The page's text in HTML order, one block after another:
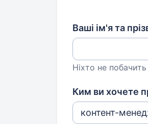
Ваші ім'я та
Ніхто не
Ким ви хочете